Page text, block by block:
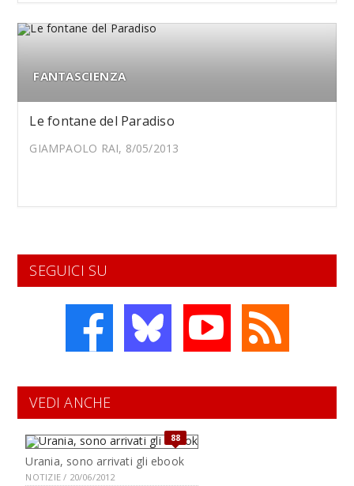
FANTASCIENZA
Le fontane del Paradiso
GIAMPAOLO RAI, 8/05/2013
SEGUICI SU
VEDI ANCHE
88
Urania, sono arrivati gli ebook
NOTIZIE / 20/06/2012